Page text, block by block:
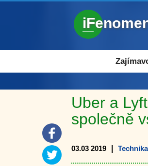
Uber a
společně
03.03 2019 Technika